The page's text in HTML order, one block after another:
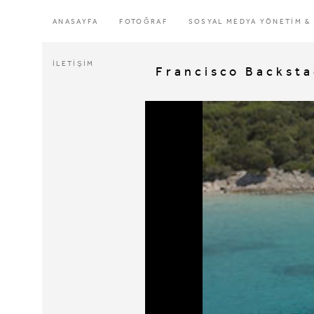
ANASAYFA FOTOĞRAF SOSYAL MEDYA YÖNETİM
İLETİŞİM Francisco